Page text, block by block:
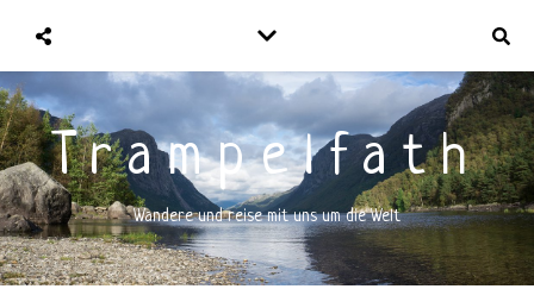
Trampelfath
Wandere und reise mit uns um die Welt